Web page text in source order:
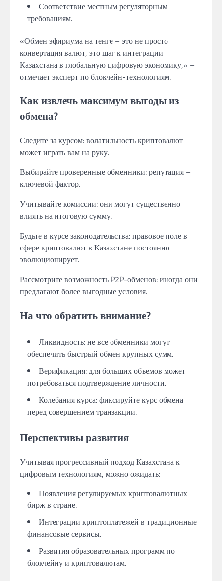
Соответствие местным регуляторным
требованиям.
«Обмен эфириума на тенге – это не просто
конвертация валют, это шаг к интеграции
Казахстана в глобальную цифровую экономику,» –
отмечает эксперт по блокчейн-технологиям.
Как извлечь максимум выгоды из
обмена?
Следите за курсом: волатильность криптовалют
может играть вам на руку.
Выбирайте проверенные обменники: репутация –
ключевой фактор.
Учитывайте комиссии: они могут существенно
влиять на итоговую сумму.
Будьте в курсе законодательства: правовое поле в
сфере криптовалют в Казахстане постоянно
эволюционирует.
Рассмотрите возможность P2P-обменов: иногда они
предлагают более выгодные условия.
На что обратить внимание?
Ликвидность: не все обменники могут
обеспечить быстрый обмен крупных сумм.
Верификация: для больших объемов может
потребоваться подтверждение личности.
Колебания курса: фиксируйте курс обмена
перед совершением транзакции.
Перспективы развития
Учитывая прогрессивный подход Казахстана к
цифровым технологиям, можно ожидать:
Появления регулируемых криптовалютных
бирж в стране.
Интеграции криптоплатежей в традиционные
финансовые сервисы.
Развития образовательных программ по
блокчейну и криптовалютам.